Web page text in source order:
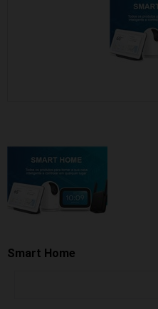
Smart Home